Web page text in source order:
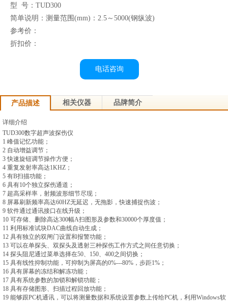
锦州-铁岭-盘锦-青海-北海-唐山-吉林-苏州-昆山-无锡-青岛开发区-时代仪器正品郑州
开发区-武汉开发区-长沙开发区-萝岗区开发区-广州南沙开发区-惠州大亚湾开发区-湛
江开发区-南宁开发区-重庆开发区-成都开发区-贵阳开发区-昆明开发区-拉萨开发区-
镇江-使用说明书常州-连云港-淮安-淮阴-盐城-扬州-徐州-宜兴-江阴-里氏硬度计北京-
上海-浙江-广东-河南-杭州-郑州-广州-深圳-佛山-惠州-厦门-汕头-台湾-香港-天津北京
通-合肥-徐州-常熟-石家庄-太原-呼和浩特-沈阳-长春-哈尔滨-南京-合肥-福州-南昌-济
南-郑州-武汉-长沙-广州-南宁-海口-成都-贵阳-昆明-拉萨-西安-兰州-西宁-售后维修银
川-乌鲁木齐-杭州-沈阳-长春-哈尔滨-济南-武汉-广州-南宁-成都-西安-大连-宁波-厦门-
波开发区-芜湖开发区-合肥开发区-福州开发区-福清融侨开发区-东山开发区-南昌开发
区-北京时代官方授权总代威海开发区-烟台开发区-超声波探伤仪培训金桥出口加工
州-秦皇岛
型 号：TUD300
简单说明：测量范围(mm)：2.5～5000(钢纵波)
参考价：
折扣价：
电话咨询
产品描述 相关仪器 品牌简介
详细介绍
TUD300数字超声波探伤仪
1 峰值记忆功能；
2 自动增益调节；
3 快速旋钮调节操作方便；
4 重复发射率高达1KHZ；
5 有B扫描功能；
6 具有10个独立探伤通道；
7 超高采样率，射频波形细节尽现；
8 屏幕刷新频率高达60HZ无延迟， 无拖影，快速捕捉伤波；
9 软件通过通讯接口在线升级；
10 可存储、删除高达300幅A扫图形及参数和30000个厚度值；
11 利用标准试块DAC曲线自动生成；
12 具有独立的双闸门设置和报警功能；
13 可以在单探头、双探头及透射三种探伤工作方式之间任意切换；
14 探头阻尼通过菜单选择在50、150、400之间切换；
15 具有线性抑制功能， 可抑制为屏高的0%---80%， 步距1%；
16 具有屏幕的冻结和解冻功能；
17 具有系统参数的加锁和解锁功能；
18 具有存储图形、扫描过程回放功能；
19 能够跟PC机通讯， 可以将测量数据和系统设置参数上传给PC机， 利用Windows软